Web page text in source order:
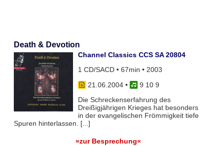
Death & Devotion
Channel Classics CCS SA 20804
1 CD/SACD • 67min • 2003
21.06.2004•
9 10 9
Die Schreckenserfahrung des
Dreißigjährigen Krieges hat besonders
in der evangelischen Frömmigkeit tiefe
Spuren hinterlassen. [...]
»zur Besprechung«